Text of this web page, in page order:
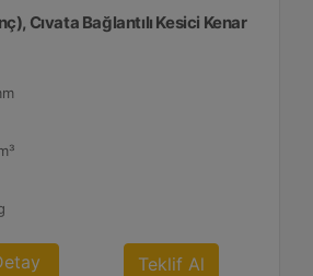
Cıvata Bağlantılı Kesici Kenar
Teklif Al